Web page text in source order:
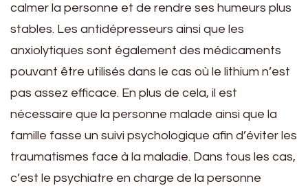
calmer la personne et de rendre ses humeurs plus
stables. Les antidépresseurs ainsi que les
anxiolytiques sont également des médicaments
pouvant être utilisés dans le cas où le lithium n’est
pas assez efficace. En plus de cela, il est
nécessaire que la personne malade ainsi que la
famille fasse un suivi psychologique afin d’éviter les
traumatismes face à la maladie. Dans tous les cas,
c’est le psychiatre en charge de la personne